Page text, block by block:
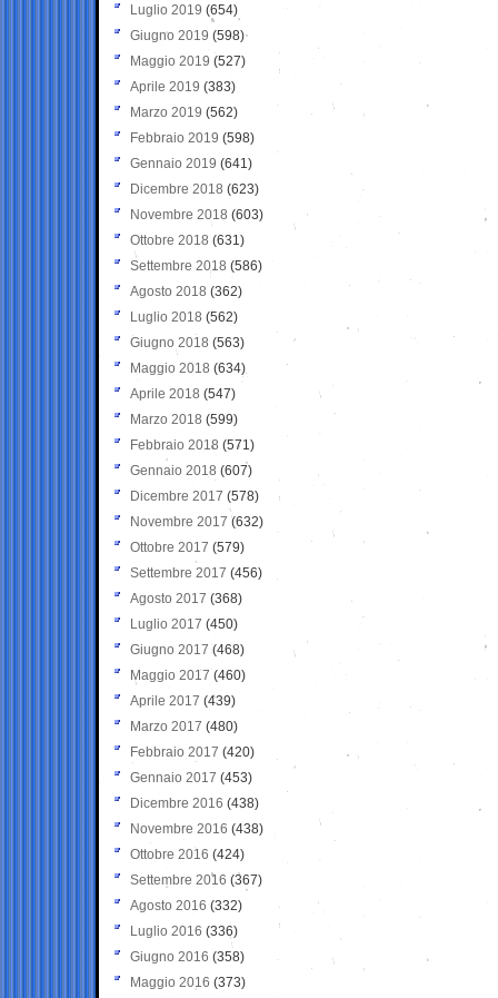
Luglio 2019 (654)
Giugno 2019 (598)
Maggio 2019 (527)
Aprile 2019 (383)
Marzo 2019 (562)
Febbraio 2019 (598)
Gennaio 2019 (641)
Dicembre 2018 (623)
Novembre 2018 (603)
Ottobre 2018 (631)
Settembre 2018 (586)
Agosto 2018 (362)
Luglio 2018 (562)
Giugno 2018 (563)
Maggio 2018 (634)
Aprile 2018 (547)
Marzo 2018 (599)
Febbraio 2018 (571)
Gennaio 2018 (607)
Dicembre 2017 (578)
Novembre 2017 (632)
Ottobre 2017 (579)
Settembre 2017 (456)
Agosto 2017 (368)
Luglio 2017 (450)
Giugno 2017 (468)
Maggio 2017 (460)
Aprile 2017 (439)
Marzo 2017 (480)
Febbraio 2017 (420)
Gennaio 2017 (453)
Dicembre 2016 (438)
Novembre 2016 (438)
Ottobre 2016 (424)
Settembre 2016 (367)
Agosto 2016 (332)
Luglio 2016 (336)
Giugno 2016 (358)
Maggio 2016 (373)